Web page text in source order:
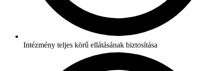
Intézmény teljes körű ellátásának biztosítása